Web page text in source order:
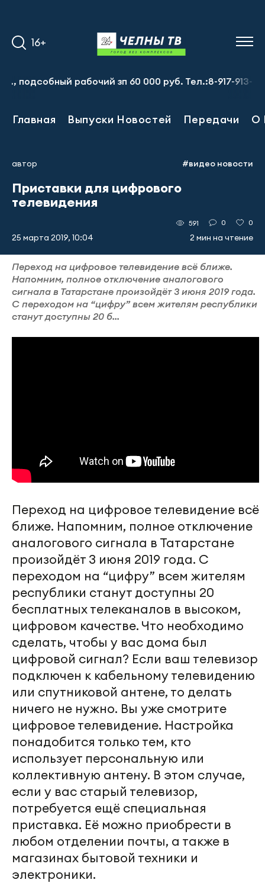
16+
рабочий зп 60 000 руб. Тел.:8-917-913-20-71
Главная Выпуски Новостей Передачи О
автор #видео новости
Приставки для цифрового
телевидения
25 марта 2019, 10:04
591 0 0
2 мин на чтение
Переход на цифровое телевидение всё ближе.
Напомним, полное отключение аналогового
сигнала в Татарстане произойдёт 3 июня 2019 года.
С переходом на “цифру” всем жителям республики
станут доступны 20 б...
Переход на цифровое телевидение всё
ближе. Напомним, полное отключение
аналогового сигнала в Татарстане
произойдёт 3 июня 2019 года. С
переходом на “цифру” всем жителям
республики станут доступны 20
бесплатных телеканалов в высоком,
цифровом качестве. Что необходимо
сделать, чтобы у вас дома был
цифровой сигнал? Если ваш телевизор
подключен к кабельному телевидению
или спутниковой антене, то делать
ничего не нужно. Вы уже смотрите
цифровое телевидение. Настройка
понадобится только тем, кто
использует персональную или
коллективную антену. В этом случае,
если у вас старый телевизор,
потребуется ещё специальная
приставка. Её можно приобрести в
любом отделении почты, а также в
магазинах бытовой техники и
электроники.